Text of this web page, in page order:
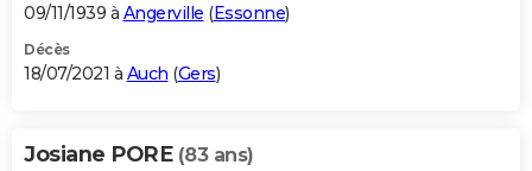
09/11/1939 à Angerville (Essonne)
Décès
18/07/2021 à Auch (Gers)
Josiane PORE (83 ans)